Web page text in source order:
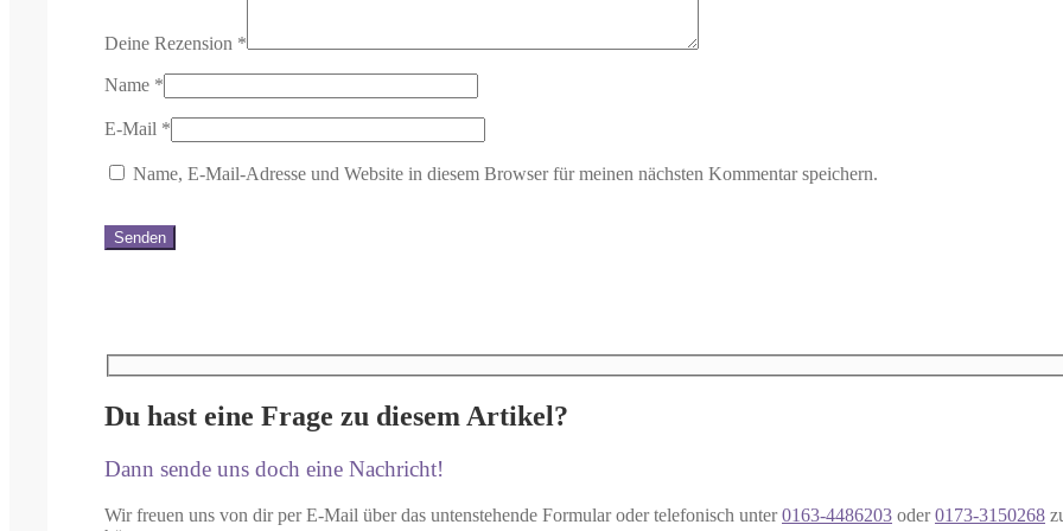
Deine Rezension *
Name *
E-Mail *
Name, E-Mail-Adresse und Website in diesem Browser für meinen nächsten Kommentar speichern.
Du hast eine Frage zu diesem Artikel?
Dann sende uns doch eine Nachricht!
Wir freuen uns von dir per E-Mail über das untenstehende Formular oder telefonisch unter0163-4486203 oder0173-3150268